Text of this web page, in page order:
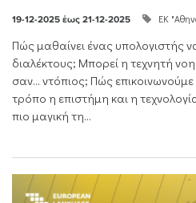
19-12-2025 έως 21-12-2025 ΕΚ
Πώς μαθαίνει ένας υπολογιστής
διαλέκτους; Μπορεί η τεχνητή
σαν… ντόπιος; Πώς
τρόπο η επιστήμη και η
πιο μαγική τη...